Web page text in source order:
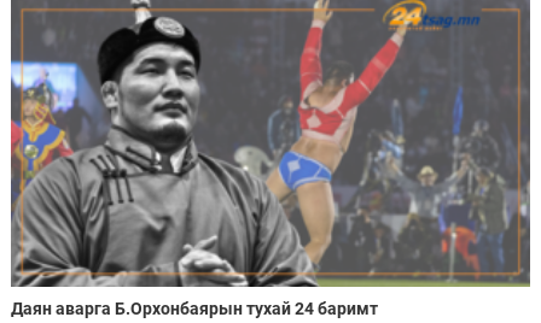
Даян аварга Б.Орхонбаярын тухай 24 баримт